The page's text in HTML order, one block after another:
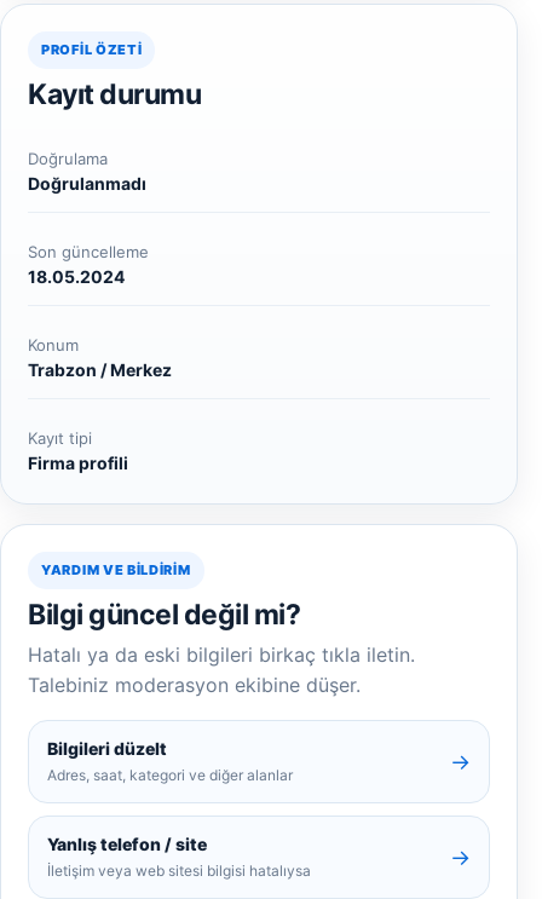
PROFIL ÖZETI
Kayıt durumu
Doğrulama
Doğrulanmadı
Son güncelleme
18.05.2024
Konum
Trabzon / Merkez
Kayıt tipi
Firma profili
YARDIM VE BILDIRIM
Bilgi güncel değil mi?
Hatalı ya da eski bilgileri birkaç tıkla iletin.
Talebiniz moderasyon ekibine düşer.
Bilgileri düzelt
Adres, saat, kategori ve diğer alanlar
→
Yanlış telefon / site
İletişim veya web sitesi bilgisi hatalıysa
→